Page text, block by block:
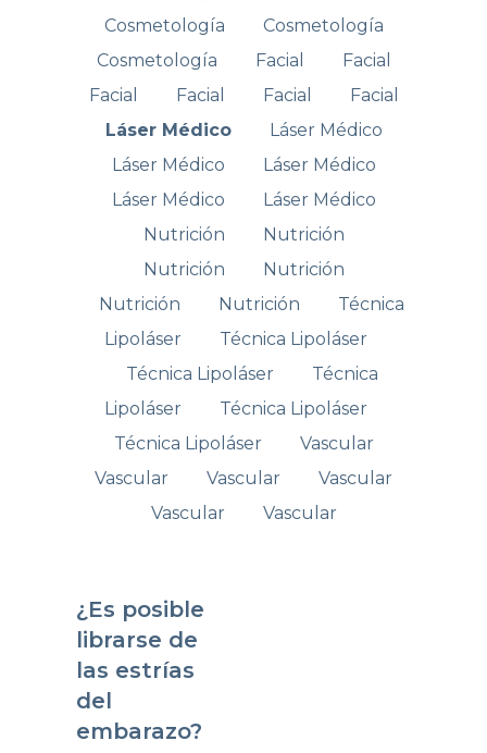
Cosmetología
Cosmetología
Cosmetología
Facial
Facial
Facial
Facial Facial
Facial
Láser Médico
Láser Médico
Láser Médico
Láser Médico
Láser Médico
Láser Médico
Nutrición
Nutrición
Nutrición
Nutrición
Nutrición
Nutrición
Técnica
Lipoláser
Técnica Lipoláser
Técnica Lipoláser
Técnica
Lipoláser
Técnica Lipoláser
Técnica Lipoláser
Vascular
Vascular
Vascular
Vascular
Vascular
Vascular
¿Es posible
librarse de
las estrías
del
embarazo?